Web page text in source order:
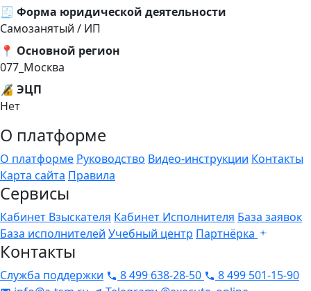
🧾 Форма юридической деятельности
Самозанятый / ИП
📍 Основной регион
077_Москва
🔏 ЭЦП
Нет
О платформе
О платформе Руководство Видео-инструкции Контакты
Карта сайта Правила
Сервисы
Кабинет Взыскателя Кабинет Исполнителя База заявок
База исполнителей Учебный центр Партнёрка
Контакты
Служба поддержки 8 499 638-28-50
8 499 501-15-90